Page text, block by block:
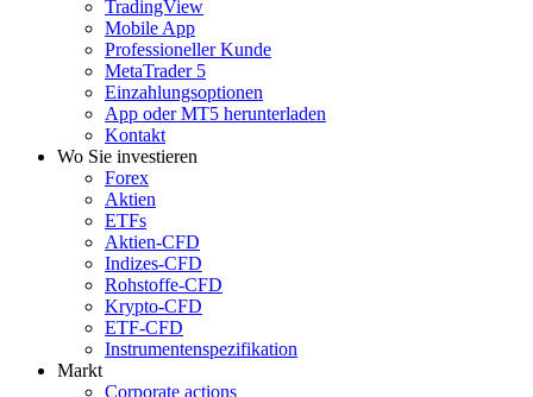
TradingView
Mobile App
Professioneller Kunde
MetaTrader 5
Einzahlungsoptionen
App oder MT5 herunterladen
Kontakt
Wo Sie investieren
Forex
Aktien
ETFs
Aktien-CFD
Indizes-CFD
Rohstoffe-CFD
Krypto-CFD
ETF-CFD
Instrumentenspezifikation
Markt
Corporate actions